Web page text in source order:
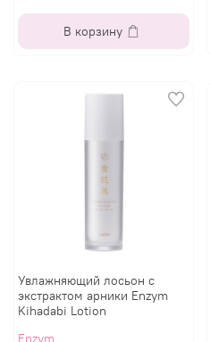
В корзину
Увлажняющий лосьон с
экстрактом арники Enzym
Kihadabi Lotion
Enzym